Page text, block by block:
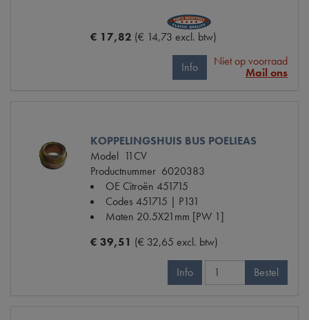
€ 17,82 (€ 14,73 excl. btw)
Info
Niet op voorraad
Mail ons
KOPPELINGSHUIS BUS POELIEAS
Model 11CV
Productnummer 6020383
OE Citroën 451715
Codes 451715 | P131
Maten 20.5X21mm [PW 1]
€ 39,51 (€ 32,65 excl. btw)
Info Bestel